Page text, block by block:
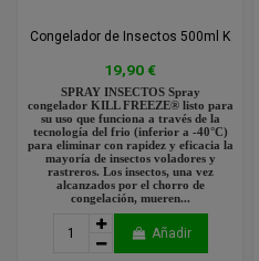
Congelador de Insectos 500ml K
19,90 €
SPRAY INSECTOS Spray
congelador KILL FREEZE® listo para
su uso que funciona a través de la
tecnología del frio (inferior a -40°C)
para eliminar con rapidez y eficacia la
mayoría de insectos voladores y
rastreros. Los insectos, una vez
alcanzados por el chorro de
congelación, mueren...
Añadir